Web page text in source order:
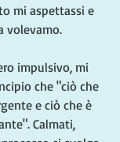
mi aspettassi e
volevamo.
impulsivo, mi
che "ciò che
e ciò che è
Calmati,